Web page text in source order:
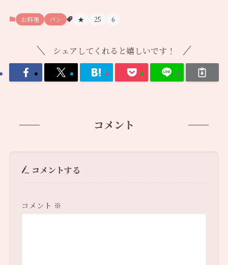
お料理 パン ★ 25 6
シェアしてくれると嬉しいです！
コメント
コメントする
コメント ※